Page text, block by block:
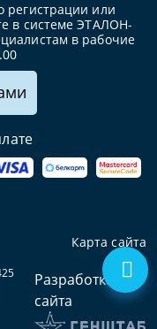
регистрации или
в системе ЭТАЛОН-
в рабочие
Карта сайта
Разработка
сайта